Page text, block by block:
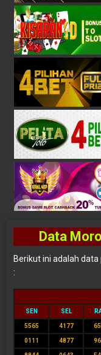
Data
Berikut ini adalah
:
SEN SEL
5565 4177
0111 4877